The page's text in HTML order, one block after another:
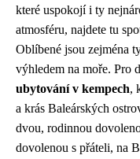
které uspokojí i ty
atmosféru, najdete tu
Oblíbené jsou zejména
výhledem na moře. Pro
ubytování v kempech,
a krás Baleárských
dvou, rodinnou
dovolenou s přáteli, na